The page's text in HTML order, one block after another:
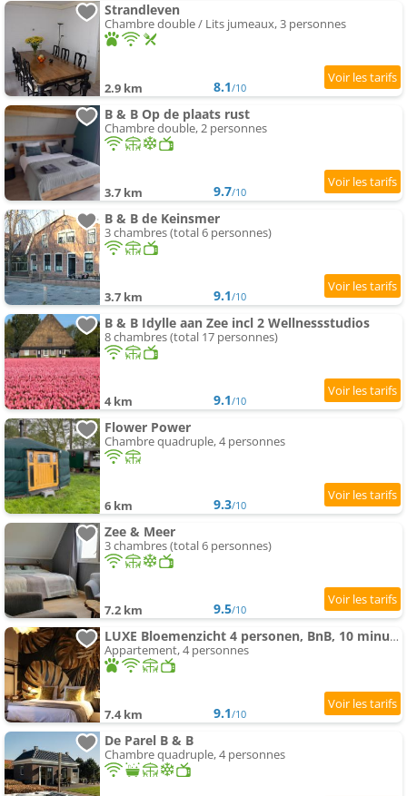
Strandleven
Chambre double / Lits jumeaux, 3 personnes
2.9 km 8.1/10
B & B Op de plaats rust
Chambre double, 2 personnes
3.7 km 9.7/10
B & B de Keinsmer
3 chambres (total 6 personnes)
3.7 km 9.1/10
B & B Idylle aan Zee incl 2 Wellnessstudios
8 chambres (total 17 personnes)
4 km 9.1/10
Flower Power
Chambre quadruple, 4 personnes
6 km 9.3/10
Zee & Meer
3 chambres (total 6 personnes)
7.2 km 9.5/10
LUXE Bloemenzicht 4 personen, BnB, 10 minuten van zee
Appartement, 4 personnes
7.4 km 9.1/10
De Parel B & B
Chambre quadruple, 4 personnes